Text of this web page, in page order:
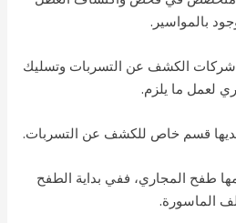
الكشف عن التسربات وتسليك
ما يلزم.
قسم خاص للكشف عن التسربات.
المجاري، ففي بداية الطفح